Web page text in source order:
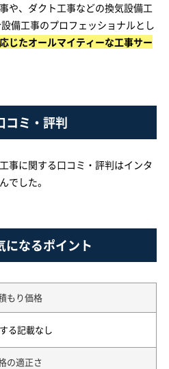
や、ダクト工事などの換気設備工
備工事のプロフェッショナルとし
じたオールマイティーな工事サー
コミ・評判
事に関する口コミ・評判はインタ
でした。
になるポイント
もり価格
る記載なし
の適正さ